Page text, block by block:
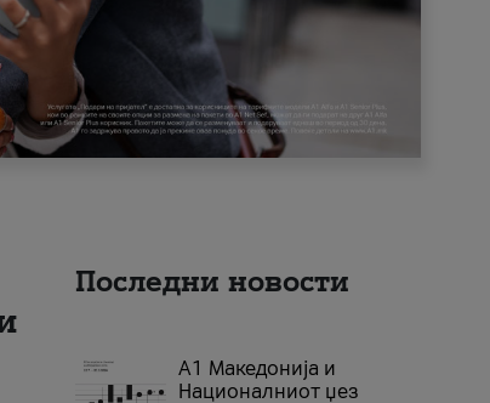
Последни новости
А1 Македонија и
Националниот џез